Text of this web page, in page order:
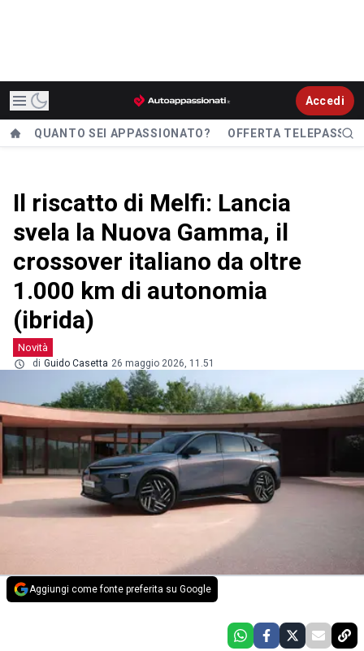
Accedi
QUANTO SEI APPASSIONATO? OFFERTA TELEPASS
Il riscatto di Melfi: Lancia
svela la Nuova Gamma, il
crossover italiano da oltre
1.000 km di autonomia
(ibrida)
Novità
di Guido Casetta 26 maggio 2026, 11.51
Aggiungi come fonte preferita su Google